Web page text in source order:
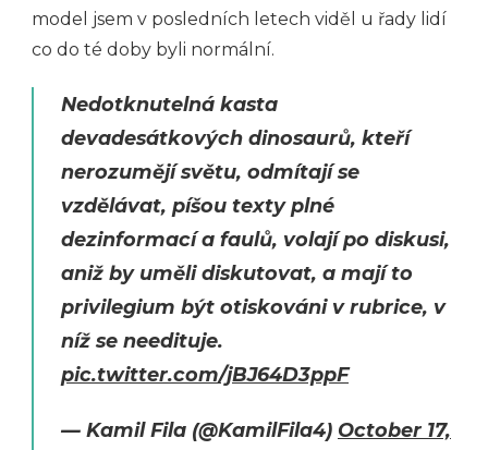
model jsem v posledních letech viděl u řady lidí
co do té doby byli normální.
Nedotknutelná kasta
devadesátkových dinosaurů, kteří
nerozumějí světu, odmítají se
vzdělávat, píšou texty plné
dezinformací a faulů, volají po diskusi,
aniž by uměli diskutovat, a mají to
privilegium být otiskováni v rubrice, v
níž se needituje.
pic.twitter.com/jBJ64D3ppF
— Kamil Fila (@KamilFila4) October 17,